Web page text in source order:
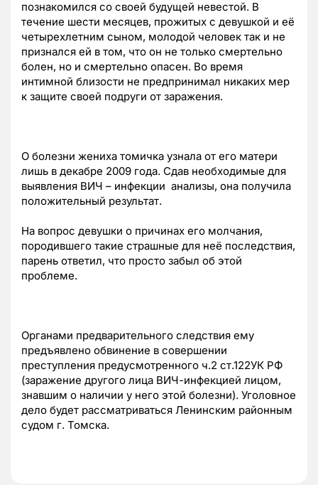
познакомился со своей будущей невестой. В
течение шести месяцев, прожитых с девушкой и её
четырехлетним сыном, молодой человек так и не
признался ей в том, что он не только смертельно
болен, но и смертельно опасен. Во время
интимной близости не предпринимал никаких мер
к защите своей подруги от заражения.
О болезни жениха томичка узнала от его матери
лишь в декабре 2009 года. Сдав необходимые для
выявления ВИЧ – инфекции анализы, она получила
положительный результат.
На вопрос девушки о причинах его молчания,
породившего такие страшные для неё последствия,
парень ответил, что просто забыл об этой
проблеме.
Органами предварительного следствия ему
предъявлено обвинение в совершении
преступления предусмотренного ч.2 ст.122УК РФ
(заражение другого лица ВИЧ-инфекцией лицом,
знавшим о наличии у него этой болезни). Уголовное
дело будет рассматриваться Ленинским районным
судом г. Томска.